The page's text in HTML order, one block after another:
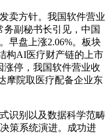
卖方针。我国软件营业
务副秘书长引见，中国
早盘上涨2.06%。板块
构AI医疗财产链的上市
涨停，我国软件营业收
摩院取医疗配备企业东
别以及数据科学范畴
策系统演进。成功进